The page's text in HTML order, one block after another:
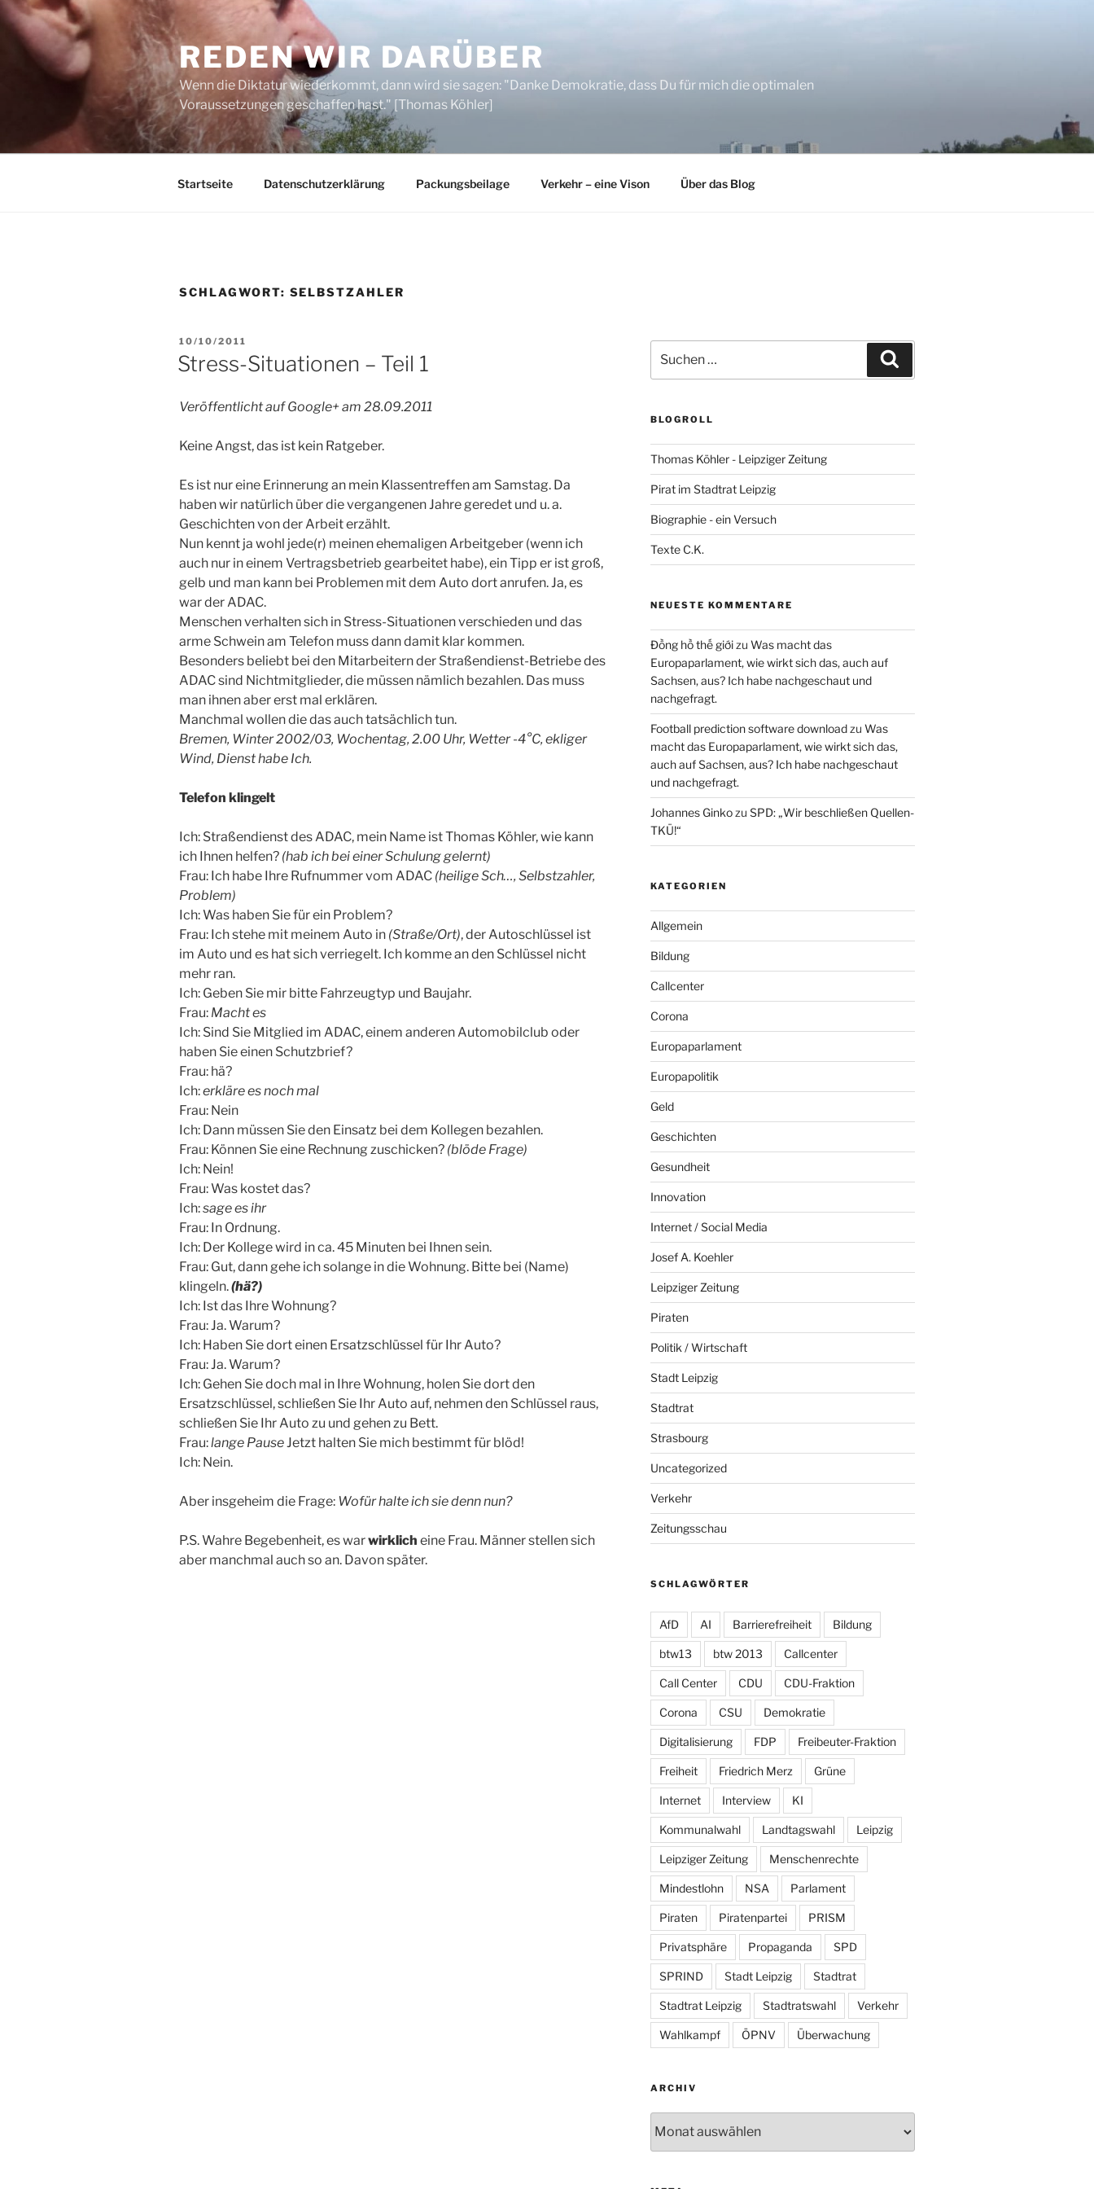
Zum
Inhalt
springen
REDEN WIR DARÜBER
Wenn die Diktatur wiederkommt, dann wird sie sagen: "Danke Demokratie, dass Du für mich die optimalen
Voraussetzungen geschaffen hast." [Thomas Köhler]
Startseite Datenschutzerklärung Packungsbeilage Verkehr – eine Vison Über das Blog
SCHLAGWORT: SELBSTZAHLER
VERÖFFENTLICHT
AM
10/10/2011
Stress-Situationen – Teil 1
Veröffentlicht auf Google+ am 28.09.2011
Keine Angst, das ist kein Ratgeber.
Es ist nur eine Erinnerung an mein Klassentreffen am Samstag. Da
haben wir natürlich über die vergangenen Jahre geredet und u. a.
Geschichten von der Arbeit erzählt.
Nun kennt ja wohl jede(r) meinen ehemaligen Arbeitgeber (wenn ich
auch nur in einem Vertragsbetrieb gearbeitet habe), ein Tipp er ist groß,
gelb und man kann bei Problemen mit dem Auto dort anrufen. Ja, es
war der ADAC.
Menschen verhalten sich in Stress-Situationen verschieden und das
arme Schwein am Telefon muss dann damit klar kommen.
Besonders beliebt bei den Mitarbeitern der Straßendienst-Betriebe des
ADAC sind Nichtmitglieder, die müssen nämlich bezahlen. Das muss
man ihnen aber erst mal erklären.
Manchmal wollen die das auch tatsächlich tun.
Bremen, Winter 2002/03, Wochentag, 2.00 Uhr, Wetter -4°C, ekliger
Wind, Dienst habe Ich.
Telefon klingelt
Ich: Straßendienst des ADAC, mein Name ist Thomas Köhler, wie kann
ich Ihnen helfen? (hab ich bei einer Schulung gelernt)
Frau: Ich habe Ihre Rufnummer vom ADAC (heilige Sch…, Selbstzahler,
Problem)
Ich: Was haben Sie für ein Problem?
Frau: Ich stehe mit meinem Auto in (Straße/Ort), der Autoschlüssel ist
im Auto und es hat sich verriegelt. Ich komme an den Schlüssel nicht
mehr ran.
Ich: Geben Sie mir bitte Fahrzeugtyp und Baujahr.
Frau: Macht es
Ich: Sind Sie Mitglied im ADAC, einem anderen Automobilclub oder
haben Sie einen Schutzbrief?
Frau: hä?
Ich:erkläre es noch mal
Frau: Nein
Ich: Dann müssen Sie den Einsatz bei dem Kollegen bezahlen.
Frau: Können Sie eine Rechnung zuschicken? (blöde Frage)
Ich: Nein!
Frau: Was kostet das?
Ich:sage es ihr
Frau: In Ordnung.
Ich: Der Kollege wird in ca. 45 Minuten bei Ihnen sein.
Frau: Gut, dann gehe ich solange in die Wohnung. Bitte bei (Name)
klingeln.(hä?)
Ich: Ist das Ihre Wohnung?
Frau: Ja. Warum?
Ich: Haben Sie dort einen Ersatzschlüssel für Ihr Auto?
Frau: Ja. Warum?
Ich: Gehen Sie doch mal in Ihre Wohnung, holen Sie dort den
Ersatzschlüssel, schließen Sie Ihr Auto auf, nehmen den Schlüssel raus,
schließen Sie Ihr Auto zu und gehen zu Bett.
Frau:lange Pause Jetzt halten Sie mich bestimmt für blöd!
Ich: Nein.
Aber insgeheim die Frage: Wofür halte ich sie denn nun?
P.S. Wahre Begebenheit, es warwirklich eine Frau. Männer stellen sich
aber manchmal auch so an. Davon später.
nach:
BLOGROLL
Thomas Köhler - Leipziger Zeitung
Pirat im Stadtrat Leipzig
Biographie - ein Versuch
Texte C.K.
NEUESTE KOMMENTARE
Đồng hồ thế giớizu Was macht das
Europaparlament, wie wirkt sich das, auch auf
Sachsen, aus? Ich habe nachgeschaut und
nachgefragt.
Football prediction software downloadzu Was
macht das Europaparlament, wie wirkt sich das,
auch auf Sachsen, aus? Ich habe nachgeschaut
und nachgefragt.
Johannes Ginkozu SPD: „Wir beschließen Quellen-
TKÜ!“
KATEGORIEN
Allgemein
Bildung
Callcenter
Corona
Europaparlament
Europapolitik
Geld
Geschichten
Gesundheit
Innovation
Internet / Social Media
Josef A. Koehler
Leipziger Zeitung
Piraten
Politik / Wirtschaft
Stadt Leipzig
Stadtrat
Strasbourg
Uncategorized
Verkehr
Zeitungsschau
SCHLAGWÖRTER
AfD AI Barrierefreiheit Bildung
btw13 btw 2013 Callcenter
Call Center CDU CDU-Fraktion
Corona CSU Demokratie
Digitalisierung FDP Freibeuter-Fraktion
Freiheit Friedrich Merz Grüne
Internet Interview KI
Kommunalwahl Landtagswahl Leipzig
Leipziger Zeitung Menschenrechte
Mindestlohn NSA Parlament
Piraten Piratenpartei PRISM
Privatsphäre Propaganda SPD
SPRIND Stadt Leipzig Stadtrat
Stadtrat Leipzig Stadtratswahl Verkehr
Wahlkampf ÖPNV Überwachung
ARCHIV